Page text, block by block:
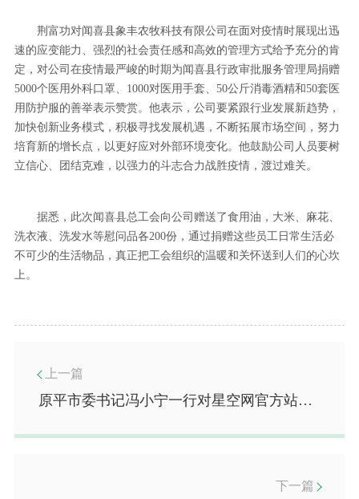
荆富功对闻喜县象丰农牧科技有限公司在面对疫情时展现出迅
速的应变能力、强烈的社会责任感和高效的管理方式给予充分的肯
定，对公司在疫情最严峻的时期为闻喜县行政审批服务管理局捐赠
5000个医用外科口罩、1000对医用手套、50公斤消毒酒精和50套医
用防护服的善举表示赞赏。他表示，公司要紧跟行业发展新趋势，
加快创新业务模式，积极寻找发展机遇，不断拓展市场空间，努力
培育新的增长点，以更好应对外部环境变化。他鼓励公司人员要树
立信心、团结克难，以强力的斗志合力战胜疫情，渡过难关。
据悉，此次闻喜县总工会向公司赠送了食用油，大米、麻花、
洗衣液、洗发水等慰问品各200份，通过捐赠这些员工日常生活必
不可少的生活物品，真正把工会组织的温暖和关怀送到人们的心坎
上。
上一篇
原平市委书记冯小宁一行对星空网官方站入口_星空（中国）,“合同猪”养殖模式进行调研
下一篇